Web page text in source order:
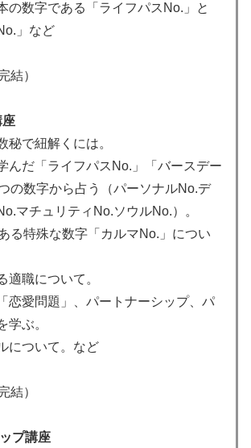
の数字である「ライフパスNo.」と
」など
結）
秘で紐解くには。
んだ「ライフパスNo.」「バースデー
の数字から占う（パーソナルNo.デ
マチュリティNo.ソウルNo.）。
る特殊な数字「カルマNo.」につい
適職について。
恋愛問題」、パートナーシップ、パ
学ぶ。
について。など
結）
プ講座